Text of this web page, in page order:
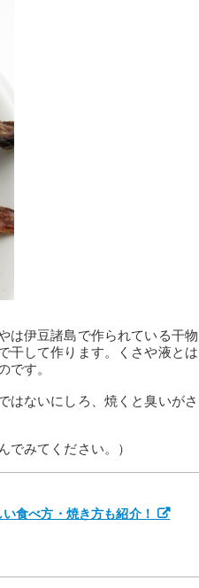
は伊豆諸島で作られている干物
干して作ります。くさや液とは
です。
はないにしろ、焼くと臭いがさ
でみてください。）
食べ方・焼き方も紹介！